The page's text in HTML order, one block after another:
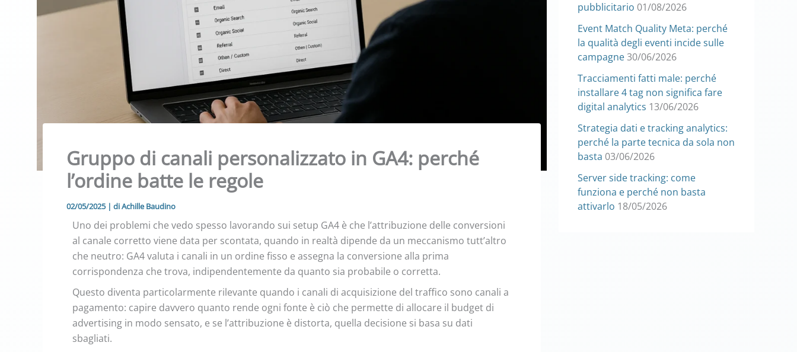
Gruppo di canali personalizzato in GA4: perché
l’ordine batte le regole
02/05/2025 | diAchille Baudino
Uno dei problemi che vedo spesso lavorando sui setup GA4 è che l’attribuzione delle conversioni
al canale corretto viene data per scontata, quando in realtà dipende da un meccanismo tutt’altro
che neutro: GA4 valuta i canali in un ordine fisso e assegna la conversione alla prima
corrispondenza che trova, indipendentemente da quanto sia probabile o corretta.
Questo diventa particolarmente rilevante quando i canali di acquisizione del traffico sono canali a
pagamento: capire davvero quanto rende ogni fonte è ciò che permette di allocare il budget di
advertising in modo sensato, e se l’attribuzione è distorta, quella decisione si basa su dati
sbagliati.
pubblicitario 01/08/2026
Event Match Quality Meta: perché
la qualità degli eventi incide sulle
campagne30/06/2026
Tracciamenti fatti male: perché
installare 4 tag non significa fare
digital analytics 13/06/2026
Strategia dati e tracking analytics:
perché la parte tecnica da sola non
basta 03/06/2026
Server side tracking: come
funziona e perché non basta
attivarlo 18/05/2026